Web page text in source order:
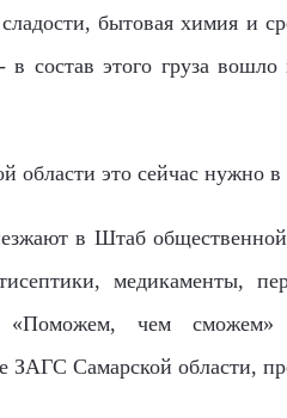
бытовая химия и
состав этого груза
области это сейчас нужно
в Штаб
медикаменты,
«Поможем, чем сможем»
ЗАГС Самарской области, п